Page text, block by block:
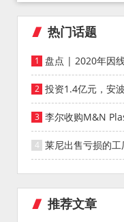
热门话题
盘点 | 2020年因
投资1.4亿元，安
能仓库
李尔收购M&N
统业务
莱尼出售亏损的工
投资者
推荐文章